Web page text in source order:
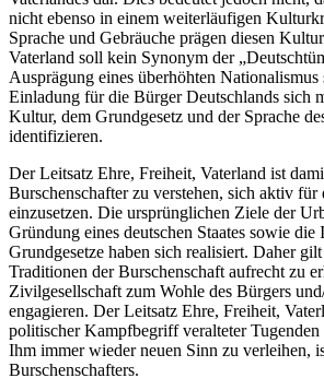
nicht ebenso in einem weiterläufigen
Sprache und Gebräuche prägen diesen
Vaterland soll kein Synonym der
Ausprägung eines überhöhten Nationalismus
Einladung für die Bürger Deutschlands sich
Kultur, dem Grundgesetz und der Sprache
identifizieren.
Der Leitsatz Ehre, Freiheit, Vaterland ist
Burschenschafter zu verstehen, sich aktiv für
einzusetzen. Die ursprünglichen Ziele der
Gründung eines deutschen Staates sowie
Grundgesetze haben sich realisiert. Daher
Traditionen der Burschenschaft aufrecht zu
Zivilgesellschaft zum Wohle des Bürgers
engagieren. Der Leitsatz Ehre, Freiheit,
politischer Kampfbegriff veralteter Tugenden
Ihm immer wieder neuen Sinn zu verleihen,
Burschenschafters.